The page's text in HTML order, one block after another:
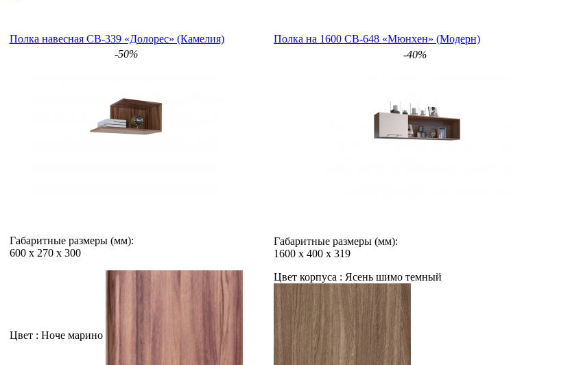
Полка навесная СВ-339 «Долорес» (Камелия)
-50%
Габаритные размеры (мм):
600х 270х 300
Цвет : Ноче марино
Полка на 1600 СВ-648 «Мюнхен» (Модерн)
-40%
Габаритные размеры (мм):
1600 х 400 х 319
Цвет корпуса : Ясень шимо темный